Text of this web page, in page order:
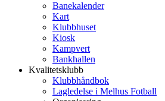
Banekalender
Kart
Klubbhuset
Kiosk
Kampvert
Bankhallen
Kvalitetsklubb
Klubbhåndbok
Lagledelse i Melhus Fotball